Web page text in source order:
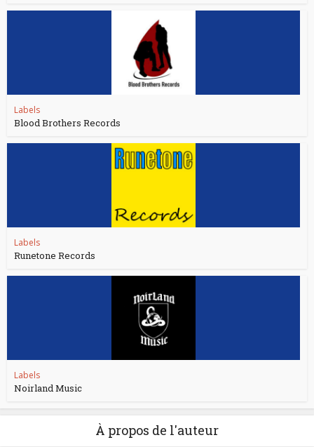
Labels
Blood Brothers Records
Labels
Runetone Records
Labels
Noirland Music
À propos de l'auteur